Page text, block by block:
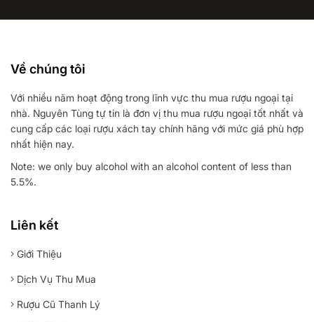
Về chúng tôi
Với nhiều năm hoạt động trong lĩnh vực thu mua rượu ngoại tại
nhà. Nguyên Tùng tự tin là đơn vị thu mua rượu ngoại tốt nhất và
cung cấp các loại rượu xách tay chính hãng với mức giá phù hợp
nhất hiện nay.
Note: we only buy alcohol with an alcohol content of less than
5.5%.
Liên kết
Giới Thiệu
Dịch Vụ Thu Mua
Rượu Cũ Thanh Lý